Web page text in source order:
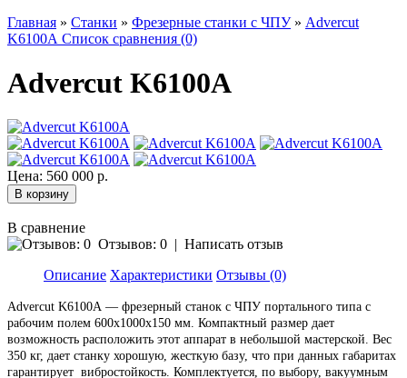
Главная » Станки » Фрезерные станки с ЧПУ» Advercut
K6100А Список сравнения (0)
Advercut K6100А
Цена: 560 000 р.
В сравнение
Отзывов: 0 | Написать отзыв
Описание Характеристики Отзывы (0)
Advercut K6100А — фрезерный станок с ЧПУ портального типа с
рабочим полем 600x1000x150 мм. Компактный размер дает
возможность расположить этот аппарат в небольшой мастерской. Вес
350 кг, дает станку хорошую, жесткую базу, что при данных габаритах
гарантирует вибростойкость. Комплектуется, по выбору, вакуумным